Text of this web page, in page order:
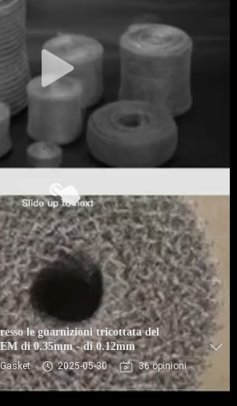
le guarnizioni tricottata del
di 0.35mm - di 0.12mm
2025-05-30 36 opinioni